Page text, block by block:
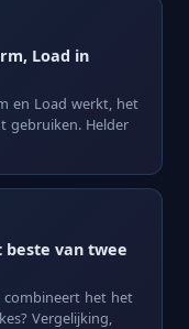
Load in
en Load werkt, het
gebruiken. Helder
van twee
combineert het het
Vergelijking,